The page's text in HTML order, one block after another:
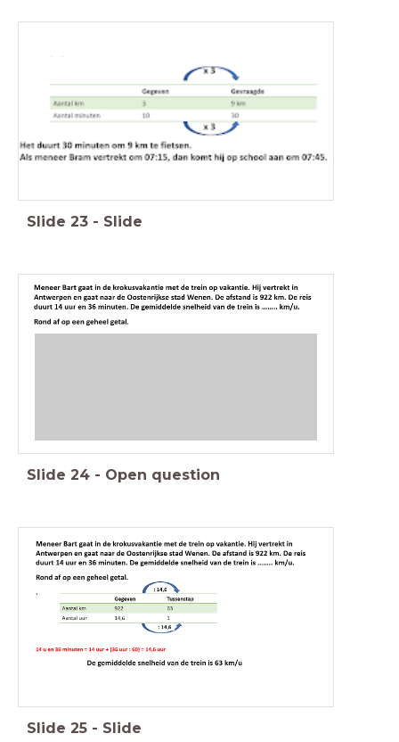
Slide 23 - Slide
Slide 24 - Open question
Slide 25 - Slide